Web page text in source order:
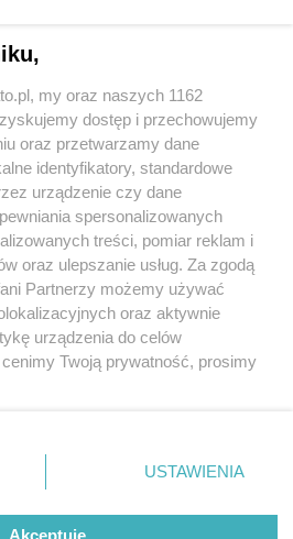
1 / 0
regulamin korzystania z portali
Skontakuj sięz nami
Kontakt
Wydawca
Redakcja
my oraz naszych 1162
dostęp i przechowujemy
oraz przetwarzamy dane
identyfikatory, standardowe
urządzenie czy dane
spersonalizowanych
treści, pomiar reklam i
oraz ulepszanie usług. Za zgodą
Partnerzy możemy używać
oraz aktywnie
urządzenia do celów
Twoją prywatność, prosimy
się w lewym dolnym rogu strony
danych nie wymagają
masz prawo sprzeciwić się
będą miały
USTAWIENIA
Akceptuję